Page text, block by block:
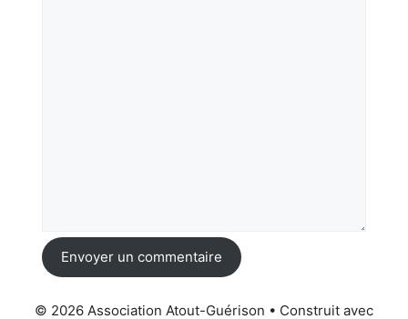
Envoyer un commentaire
© 2026 Association Atout-Guérison • Construit avec